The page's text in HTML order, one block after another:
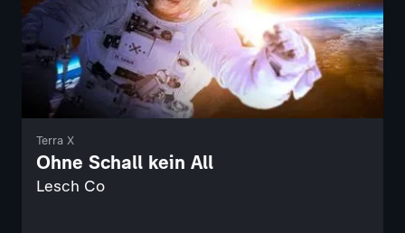
Terra X
Ohne Schall kein All
Lesch Co